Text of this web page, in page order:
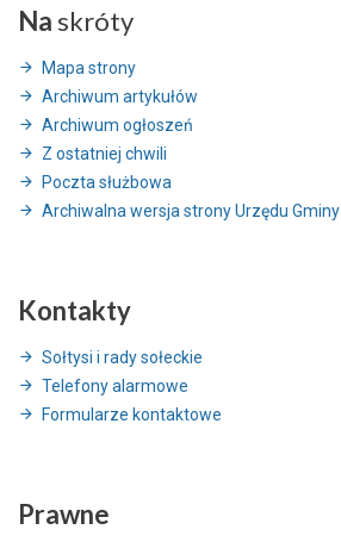
Na skróty
Mapa strony
Archiwum artykułów
Archiwum ogłoszeń
Z ostatniej chwili
Poczta służbowa
Archiwalna wersja strony Urzędu Gminy
Kontakty
Sołtysi i rady sołeckie
Telefony alarmowe
Formularze kontaktowe
Prawne